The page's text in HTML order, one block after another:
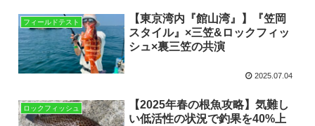
フィールドテスト
【東京湾内『館山湾』】『笠岡
スタイル』×三笠&ロックフィッ
シュ×裏三笠の共演
2025.07.04
ロックフィッシュ
【2025年春の根魚攻略】気難し
い低活性の状況で釣果を40%上